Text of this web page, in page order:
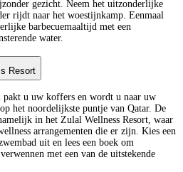
gezicht. Neem het uitzonderlijke
rijdt naar het woestijnkamp. Eenmaal
barbecuemaaltijd met een
water.
Resort
u uw koffers en wordt u naar uw
het noordelijkste puntje van Qatar. De
in het Zulal Wellness Resort, waar
arrangementen die er zijn. Kies een
uit en lees een boek om
met een van de uitstekende